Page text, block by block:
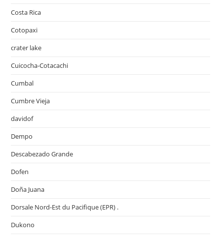
Costa Rica
Cotopaxi
crater lake
Cuicocha-Cotacachi
Cumbal
Cumbre Vieja
davidof
Dempo
Descabezado Grande
Dofen
Doña Juana
Dorsale Nord-Est du Pacifique (EPR) .
Dukono